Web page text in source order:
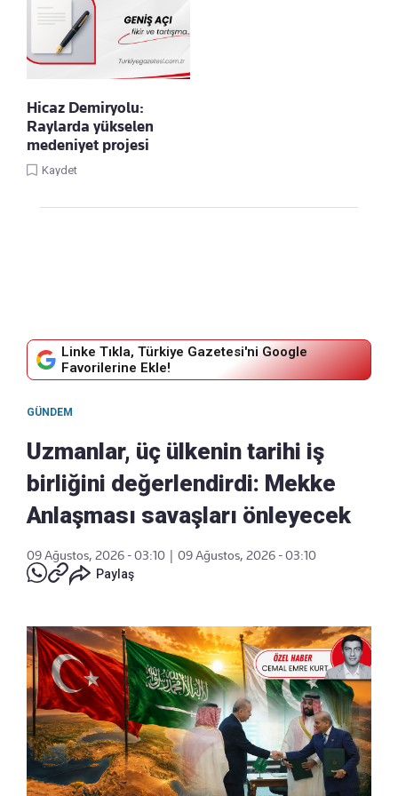
Hicaz Demiryolu:
Raylarda yükselen
medeniyet projesi
Kaydet
Linke Tıkla, Türkiye Gazetesi'ni Google
Favorilerine Ekle!
GÜNDEM
Uzmanlar, üç ülkenin tarihi iş
birliğini değerlendirdi: Mekke
Anlaşması savaşları önleyecek
09 Ağustos, 2026 - 03:10
09 Ağustos, 2026 - 03:10
Paylaş